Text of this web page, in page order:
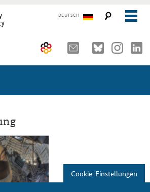
DEUTSCH
Friends
Policy
and Events
for Senior Officials
Policy
Policy
Cookie-Einstellungen